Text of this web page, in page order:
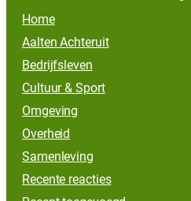
Home
Aalten Achteruit
Bedrijfsleven
Cultuur & Sport
Omgeving
Overheid
Samenleving
Recente reacties